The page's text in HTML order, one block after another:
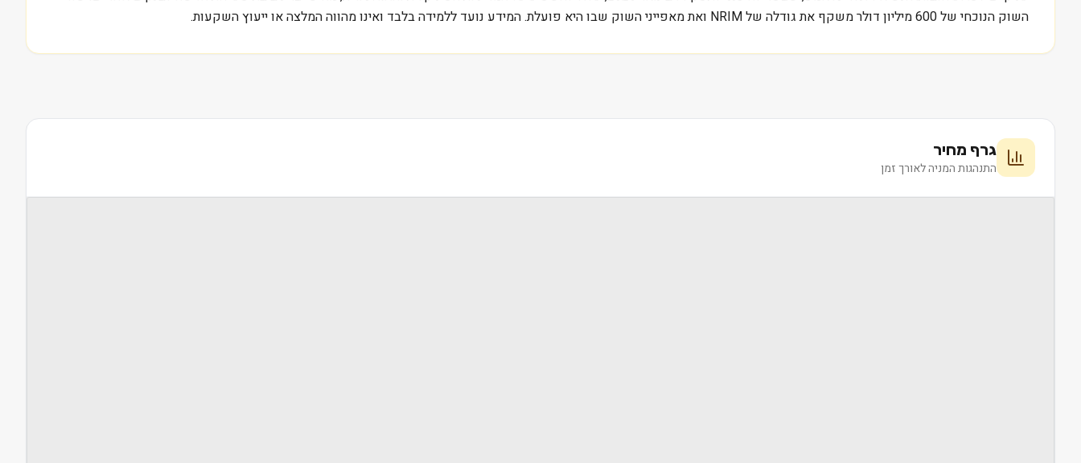
השוק הנוכחי של 600 מיליון דולר משקף את גודלה של NRIM ואת מאפייני השוק שבו היא פועלת. המידע נועד ללמידה בלבד ואינו מהווה המלצה או ייעוץ השקעות.
גרף מחיר
התנהגות המניה לאורך זמן